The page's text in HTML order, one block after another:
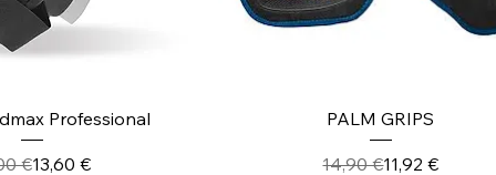
rapida
Professional
Prezzo regolare
€Prezzo scontato
13,60 €
Vista rapida
PALM GRIPS
Prezzo
14,90 €Prezzo
11,92 €